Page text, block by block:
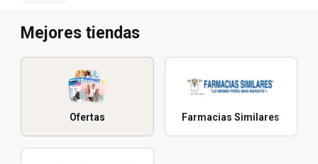
Mejores tiendas
Ofertas Farmacias Similares